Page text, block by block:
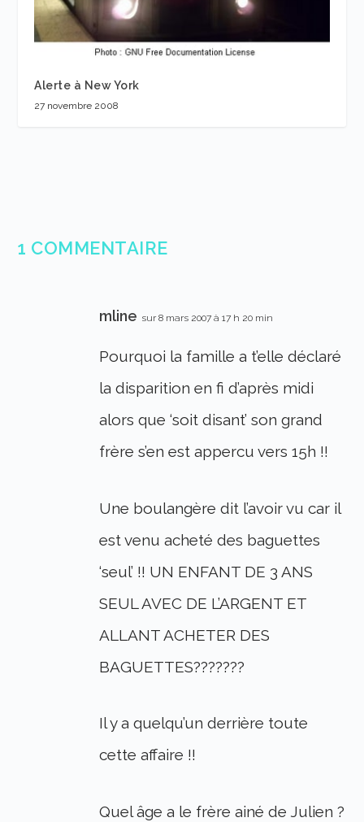
Alerte à New York
27 novembre 2008
1 COMMENTAIRE
mline sur 8 mars 2007 à 17 h 20 min
Pourquoi la famille a t’elle déclaré
la disparition en fi d’après midi
alors que ‘soit disant’ son grand
frère s’en est appercu vers 15h !!
Une boulangère dit l’avoir vu car il
est venu acheté des baguettes
‘seul’ !! UN ENFANT DE 3 ANS
SEUL AVEC DE L’ARGENT ET
ALLANT ACHETER DES
BAGUETTES???????
Il y a quelqu’un derrière toute
cette affaire !!
Quel âge a le frère ainé de Julien ?